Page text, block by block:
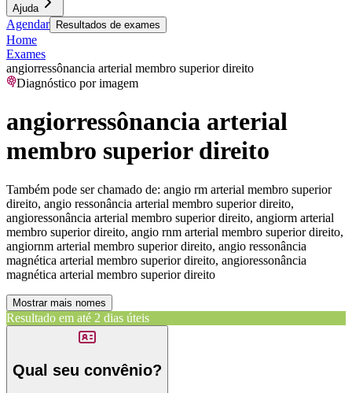
Ajuda
Agendar Resultados de exames
Home
Exames
angiorressônancia arterial membro superior direito
Diagnóstico por imagem
angiorressônancia arterial
membro superior direito
Também pode ser chamado de: angio rm arterial membro superior
direito, angio ressonância arterial membro superior direito,
angioressonância arterial membro superior direito, angiorm arterial
membro superior direito, angio rnm arterial membro superior direito,
angiornm arterial membro superior direito, angio ressonância
magnética arterial membro superior direito, angioressonância
magnética arterial membro superior direito
Mostrar mais nomes
Resultado em até 2 dias úteis
Qual seu convênio?